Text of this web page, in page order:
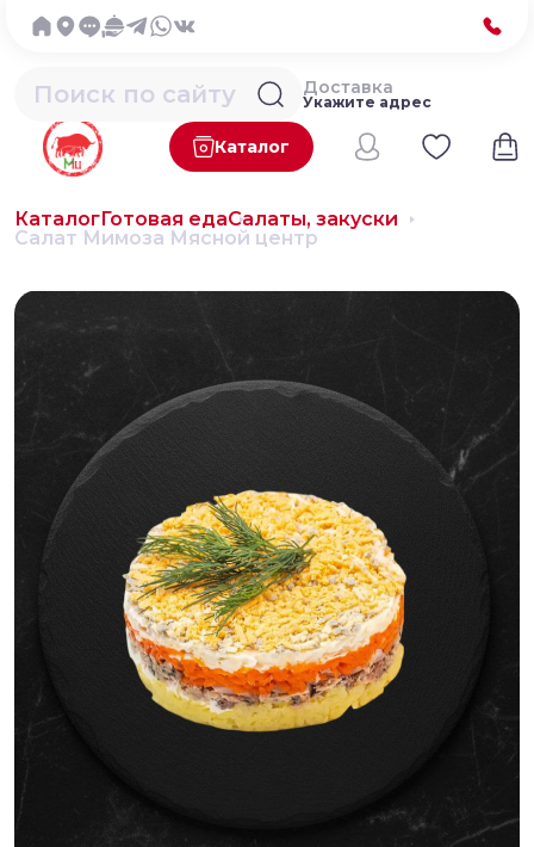
Каталог
Доставка
Укажите адрес
КаталогГотовая едаСалаты, закуски
Салат Мимоза Мясной центр